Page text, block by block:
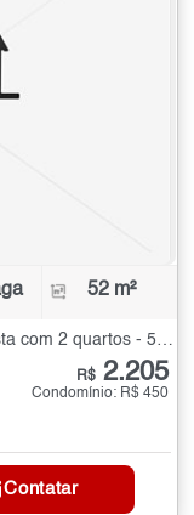
52 m²
R$ 2.205
Condomínio: R$ 450
Contatar